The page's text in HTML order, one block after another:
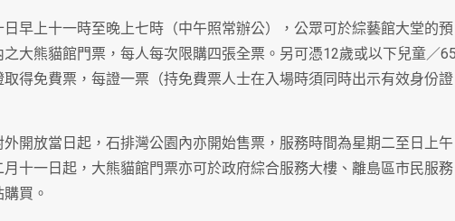
早上十一時至晚上七時（中午照常辦公），公眾可於綜藝館大堂的預
大熊貓館門票，每人每次限購四張全票。另可憑12歲或以下兒童／65
得免費票，每證一票（持免費票人士在入場時須同時出示有效身份證
開放當日起，石排灣公園內亦開始售票，服務時間為星期二至日上午
十一日起，大熊貓館門票亦可於政府綜合服務大樓、離島區市民服務
買。